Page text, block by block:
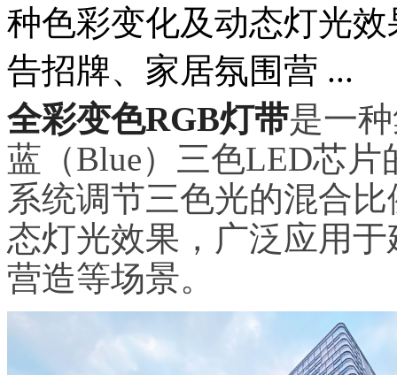
种色彩变化及动态灯光
告招牌、家居氛围营 ...
全彩变色RGB灯带是一
蓝（Blue）三色LED芯
系统调节三色光的混合
态灯光效果，广泛应用
营造等场景。